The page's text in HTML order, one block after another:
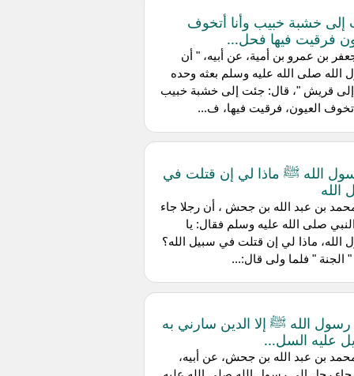
إلى خشبة خبيب وأنا أتخوف
فرقيت فيها فحل...
بن عمرو بن أمية، عن أبيه، " أن
الله صلى الله عليه وسلم بعثه وحده
إلى قريش "، قال: جئت إلى خشبة خبيب
أتخوف العيون، فرقيت فيها، ف...
الله ﷺ ماذا لي إن قتلت في
الله
عن محمد بن عبد الله بن جحش ، أن رجلا جاء
صلى الله عليه وسلم فقال: يا
الله، ماذا لي إن قتلت في سبيل الله؟
الجنة " فلما ولى قال:...
الله ﷺ إلا الدين سارني به
عليه السل...
بن عبد الله بن جحش، عن أبيه،